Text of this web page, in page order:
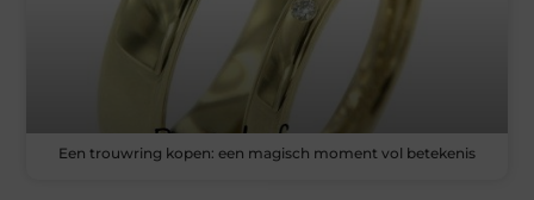
Een trouwring kopen: een magisch moment vol betekenis